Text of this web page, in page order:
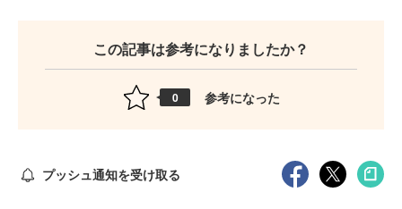
この記事は参考になりましたか？
0 参考になった
プッシュ通知を受け取る